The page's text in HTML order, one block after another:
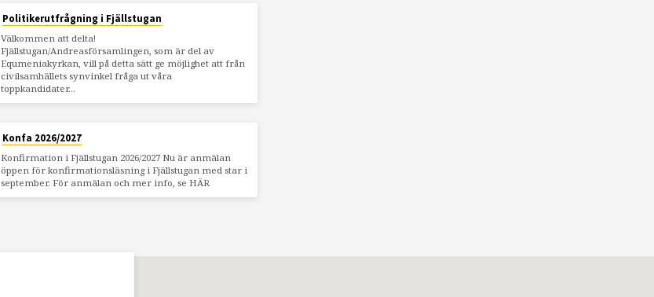
Politikerutfrågning i Fjällstugan
Välkommen att delta!
Fjällstugan/Andreasförsamlingen, som är del av
Equmeniakyrkan, vill på detta sätt ge möjlighet att från
civilsamhällets synvinkel fråga ut våra
toppkandidater…
Konfa 2026/2027
Konfirmation i Fjällstugan 2026/2027 Nu är anmälan
öppen för konfirmationsläsning i Fjällstugan med star i
september. För anmälan och mer info, se HÄR